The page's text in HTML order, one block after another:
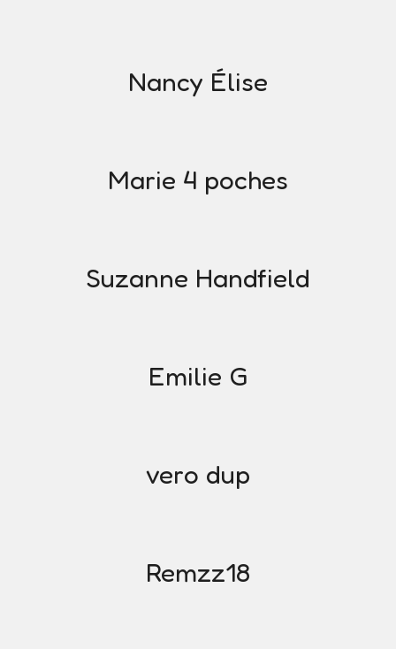
Nancy Élise
Marie 4 poches
Suzanne Handfield
Emilie G
vero dup
Remzz18